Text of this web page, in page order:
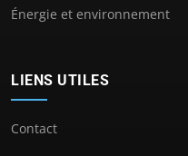
Énergie et environnement
LIENS UTILES
Contact